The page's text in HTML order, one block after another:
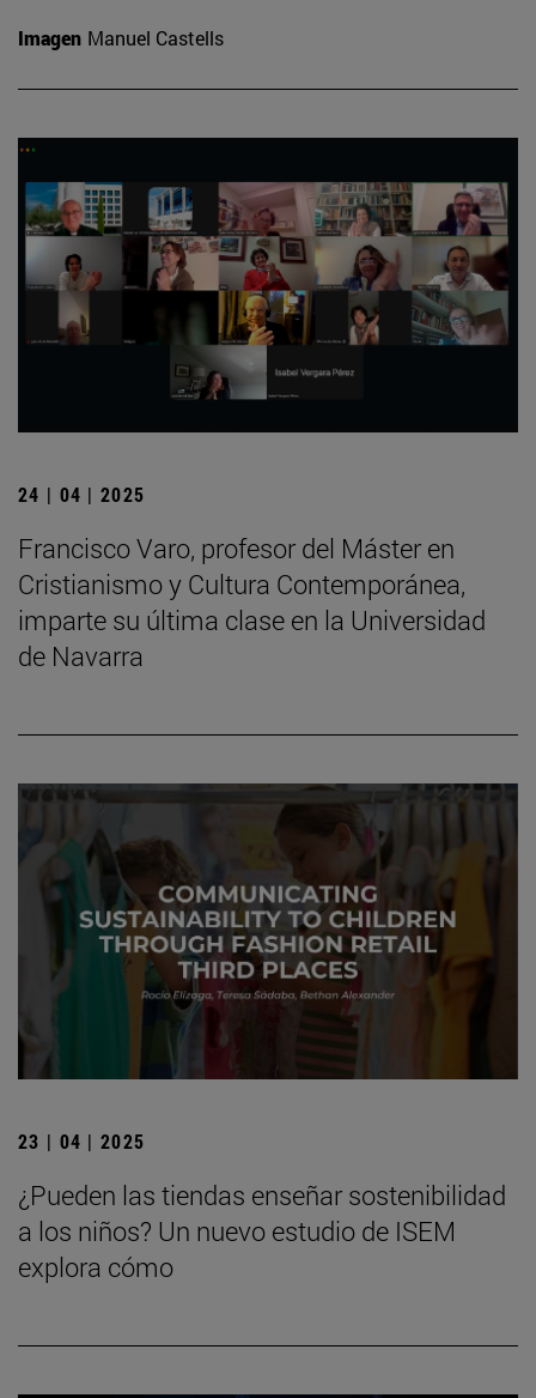
Imagen Manuel Castells
24 | 04 | 2025
Francisco Varo, profesor del Máster en
Cristianismo y Cultura Contemporánea,
imparte su última clase en la Universidad
de Navarra
23 | 04 | 2025
¿Pueden las tiendas enseñar sostenibilidad
a los niños? Un nuevo estudio de ISEM
explora cómo